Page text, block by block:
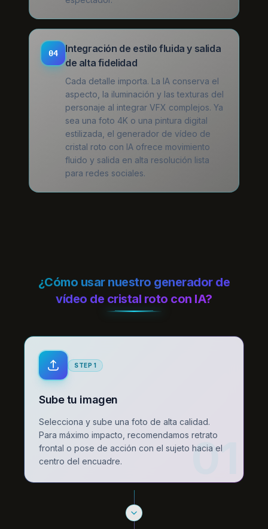
04
Integración de estilo fluida y salida
de alta fidelidad
Cada detalle importa. La IA conserva el
aspecto, la iluminación y las texturas del
personaje al integrar VFX complejos. Ya
sea una foto 4K o una pintura digital
estilizada, el generador de vídeo de
cristal roto con IA ofrece movimiento
fluido y salida en alta resolución lista
para redes sociales.
¿Cómo usar nuestro generador de
vídeo de cristal roto con IA?
01
STEP 1
Sube tu imagen
Selecciona y sube una foto de alta calidad.
Para máximo impacto, recomendamos retrato
frontal o pose de acción con el sujeto hacia el
centro del encuadre.